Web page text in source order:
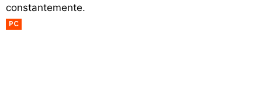
constantemente.
PC